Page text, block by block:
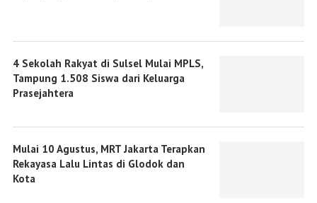
4 Sekolah Rakyat di Sulsel Mulai MPLS,
Tampung 1.508 Siswa dari Keluarga
Prasejahtera
Mulai 10 Agustus, MRT Jakarta Terapkan
Rekayasa Lalu Lintas di Glodok dan
Kota